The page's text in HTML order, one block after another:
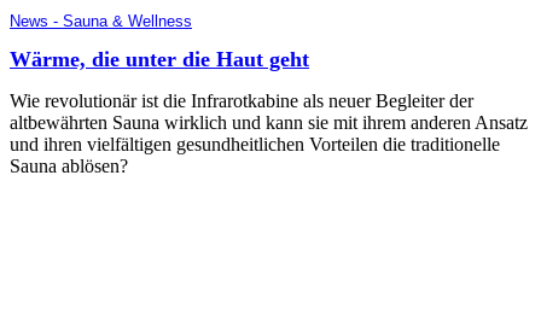
News - Sauna & Wellness
Wärme, die unter die Haut geht
Wie revolutionär ist die Infrarotkabine als neuer Begleiter der
altbewährten Sauna wirklich und kann sie mit ihrem anderen Ansatz
und ihren vielfältigen gesundheitlichen Vorteilen die traditionelle
Sauna ablösen?